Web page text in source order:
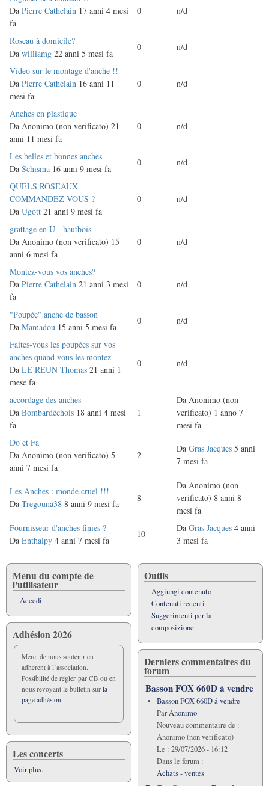
normale
Da Pierre Cathelain 17 anni 4 mesi
fa
0 n/d
Discussione
normale
Roseau à domicile?
Da williamg 22 anni 5 mesi fa
0 n/d
Discussione
normale
Video sur le montage d'anche !!
Da Pierre Cathelain 16 anni 11
mesi fa
0 n/d
Discussione
normale
Anches en plastique
Da Anonimo (non verificato) 21
anni 11 mesi fa
0 n/d
Discussione
normale
Les belles et bonnes anches
Da Schisma 16 anni 9 mesi fa
0 n/d
Discussione
normale
QUELS ROSEAUX
COMMANDEZ VOUS ?
Da Ugott 21 anni 9 mesi fa
0 n/d
Discussione
normale
grattage en U - hautbois
Da Anonimo (non verificato) 15
anni 6 mesi fa
0 n/d
Discussione
normale
Montez-vous vos anches?
Da Pierre Cathelain 21 anni 3 mesi
fa
0 n/d
Discussione
normale
"Poupée" anche de basson
Da Mamadou 15 anni 5 mesi fa
0 n/d
Discussione
normale
Faites-vous les poupées sur vos
anches quand vous les montez
Da LE REUN Thomas 21 anni 1
mese fa
0 n/d
Discussione
normale
accordage des anches
Da Bombardéchois 18 anni 4 mesi
fa
1
Da Anonimo (non
verificato) 1 anno 7
mesi fa
Discussione
normale
Do et Fa
Da Anonimo (non verificato) 5
anni 7 mesi fa
2
Da Gras Jacques 5 anni
7 mesi fa
Discussione
normale
Les Anches : monde cruel !!!
Da Tregouna38 8 anni 9 mesi fa
8
Da Anonimo (non
verificato) 8 anni 8
mesi fa
Discussione
normale
Fournisseur d'anches finies ?
Da Enthalpy 4 anni 7 mesi fa
10
Da Gras Jacques 4 anni
3 mesi fa
Menu du compte de
l'utilisateur
Accedi
Adhésion 2026
Merci de nous soutenir en
adhérent à l’association.
Possibilité de régler par CB ou en
nous revoyant le bulletin sur la
page adhésion.
Les concerts
Voir plus...
Outils
Aggiungi contenuto
Contenuti recenti
Suggerimenti per la
composizione
Derniers commentaires du
forum
Basson FOX 660D á vendre
Basson FOX 660D á vendre
ParAnonimo
Nouveau commentaire de :
Anonimo (non verificato)
Le : 29/07/2026 - 16:12
Dans le forum :
Achats - ventes